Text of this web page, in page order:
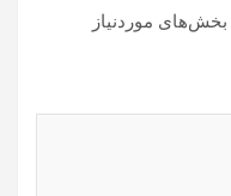
بخش‌های موردنیاز